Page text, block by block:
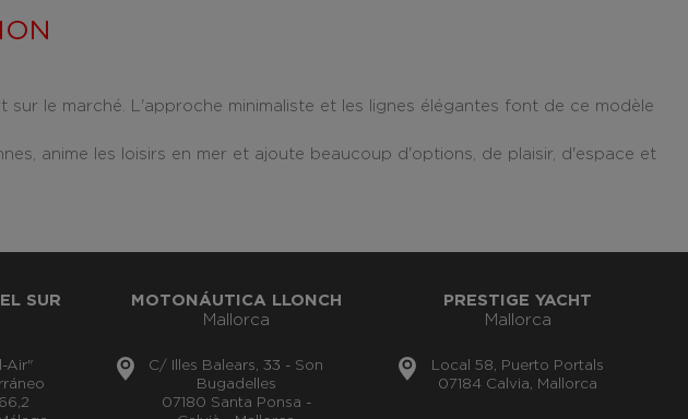
le marché. L'approche minimaliste et les lignes élégantes font de ce modèle
anime les loisirs en mer et ajoute beaucoup d'options, de plaisir, d'espace et
SUR
Air"
MOTONÁUTICA LLONCH
Mallorca
C/ Illes Balears, 33 - Son
Bugadelles
07180 Santa Ponsa -
PRESTIGE YACHT
Mallorca
Local 58, Puerto Portals
07184 Calvia, Mallorca